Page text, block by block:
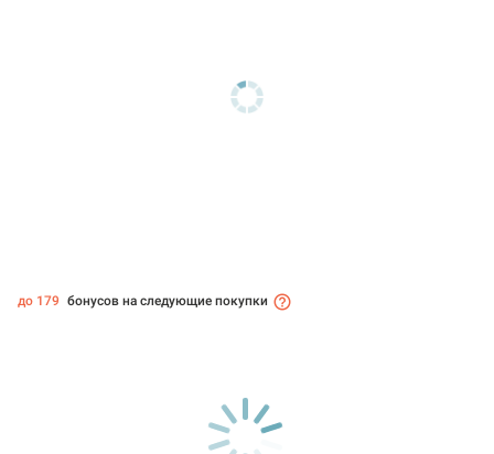
до 179 бонусов на следующие покупки